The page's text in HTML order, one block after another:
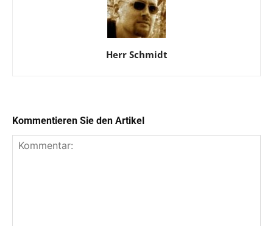
Herr Schmidt
Kommentieren Sie den Artikel